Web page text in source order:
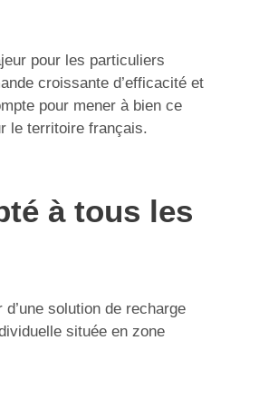
pour les particuliers
croissante d’efficacité et
pour mener à bien ce
le territoire français.
à tous les
solution de recharge
située en zone